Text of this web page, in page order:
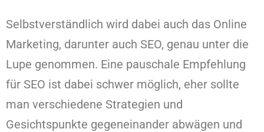
Selbstverständlich wird dabei auch das Online
Marketing, darunter auch SEO, genau unter die
Lupe genommen. Eine pauschale Empfehlung
für SEO ist dabei schwer möglich, eher sollte
man verschiedene Strategien und
Gesichtspunkte gegeneinander abwägen und